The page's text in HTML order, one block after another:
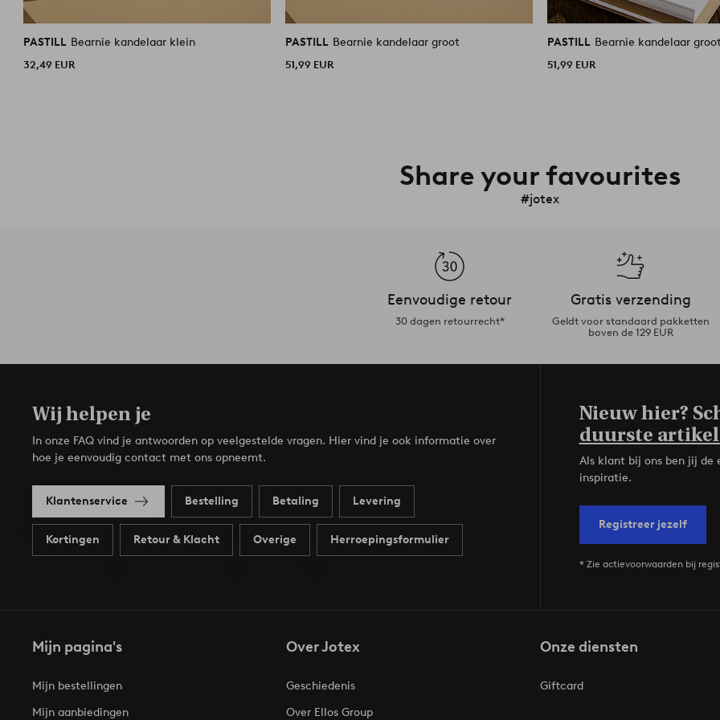
PASTILL Bearnie kandelaar klein
32,49 EUR
PASTILL Bearnie kandelaar groot
51,99 EUR
PASTILL Bearnie kandelaar
51,99 EUR
Share your favourites
#jotex
Eenvoudige retour
30 dagen retourrecht*
Gratis verzending
Geldt voor standaard pakketten
boven de 129 EUR
Wij helpen je
In onze FAQ vind je antwoorden op veelgestelde vragen. Hier vind je ook informatie over
hoe je eenvoudig contact met ons opneemt.
Klantenservice Bestelling Betaling Levering
Kortingen Retour & Klacht Overige Herroepingsformulier
Nieuw hier?
duurste
Als klant bij ons ben jij de
inspiratie.
Registreer jezelf
* Zie actievoorwaarden bij
Mijn pagina's
Mijn bestellingen
Mijn aanbiedingen
Over Jotex
Geschiedenis
Over Ellos Group
Onze diensten
Giftcard